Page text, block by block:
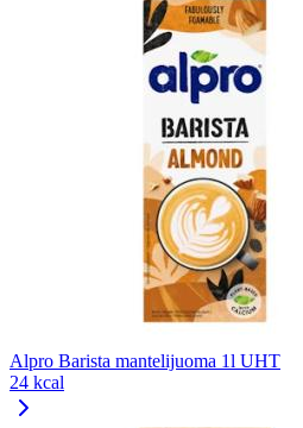
Alpro Barista mantelijuoma 1l UHT
24 kcal